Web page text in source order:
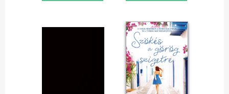
kis korában, a családja
kimonókészítő
műhelyében magával
ragadták a részletek, az
árnyalatok: a színek
titkos élete, amit csak ő
lát. Csakhogy ebben a
történetben nem csak
a színeknek van titkos